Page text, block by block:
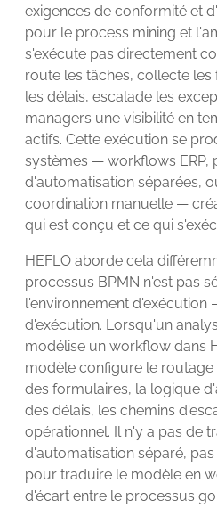
exigences de conformité et
pour le process mining et
s'exécute pas directement
route les tâches, collecte
les délais, escalade les
managers une visibilité en
actifs. Cette exécution se
systèmes — workflows ERP,
d'automatisation séparées,
coordination manuelle —
qui est conçu et ce qui
HEFLO aborde cela
processus BPMN n'est pas
l'environnement d'exécution
d'exécution. Lorsqu'un
modélise un workflow dans
modèle configure le
des formulaires, la logique
des délais, les chemins
opérationnel. Il n'y a pas de
d'automatisation séparé,
pour traduire le modèle en
d'écart entre le processus